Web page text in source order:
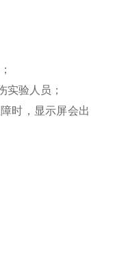
实验人员；
时，显示屏会出